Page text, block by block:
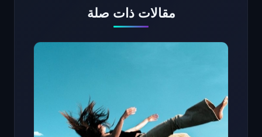
مقالات ذات صلة